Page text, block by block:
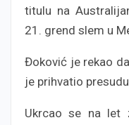
titulu na
21. grend slem u
Đoković je rekao
je prihvatio
Ukrcao se na let